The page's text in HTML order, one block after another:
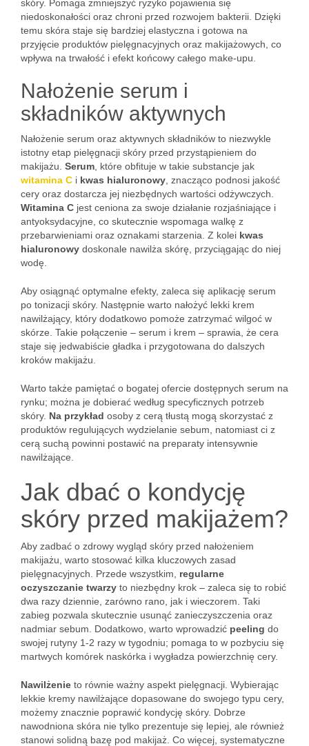
skóry. Pomaga zmniejszyć ryzyko pojawienia się
niedoskonałości oraz chroni przed rozwojem bakterii. Dzięki
temu skóra staje się bardziej elastyczna i gotowa na
przyjęcie produktów pielęgnacyjnych oraz makijażowych, co
wpływa na trwałość i efekt końcowy całego make-upu.
Nałożenie serum i
składników aktywnych
Nałożenie serum oraz aktywnych składników to niezwykle
istotny etap pielęgnacji skóry przed przystąpieniem do
makijażu. Serum , które obfituje w takie substancje jak
witamina C i kwas hialuronowy , znacząco podnosi jakość
cery oraz dostarcza jej niezbędnych wartości odżywczych.
Witamina C jest ceniona za swoje działanie rozjaśniające i
antyoksydacyjne, co skutecznie wspomaga walkę z
przebarwieniami oraz oznakami starzenia. Z kolei kwas
hialuronowy doskonale nawilża skórę, przyciągając do niej
wodę.
Aby osiągnąć optymalne efekty, zaleca się aplikację serum
po tonizacji skóry. Następnie warto nałożyć lekki krem
nawilżający, który dodatkowo pomoże zatrzymać wilgoć w
skórze. Takie połączenie – serum i krem – sprawia, że cera
staje się jedwabiście gładka i przygotowana do dalszych
kroków makijażu.
Warto także pamiętać o bogatej ofercie dostępnych serum na
rynku; można je dobierać według specyficznych potrzeb
skóry. Na przykład osoby z cerą tłustą mogą skorzystać z
produktów regulujących wydzielanie sebum, natomiast ci z
cerą suchą powinni postawić na preparaty intensywnie
nawilżające.
Jak dbać o kondycję
skóry przed makijażem?
Aby zadbać o zdrowy wygląd skóry przed nałożeniem
makijażu, warto stosować kilka kluczowych zasad
pielęgnacyjnych. Przede wszystkim, regularne
oczyszczanie twarzy to niezbędny krok – zaleca się to robić
dwa razy dziennie, zarówno rano, jak i wieczorem. Taki
zabieg pozwala skutecznie usunąć zanieczyszczenia oraz
nadmiar sebum. Dodatkowo, warto wprowadzić peeling do
swojej rutyny 1-2 razy w tygodniu; pomaga to w pozbyciu się
martwych komórek naskórka i wygładza powierzchnię cery.
Nawilżenie to równie ważny aspekt pielęgnacji. Wybierając
lekkie kremy nawilżające dopasowane do swojego typu cery,
możemy znacznie poprawić kondycję skóry. Dobrze
nawodniona skóra nie tylko prezentuje się lepiej, ale również
stanowi solidną bazę pod makijaż. Co więcej, systematyczne